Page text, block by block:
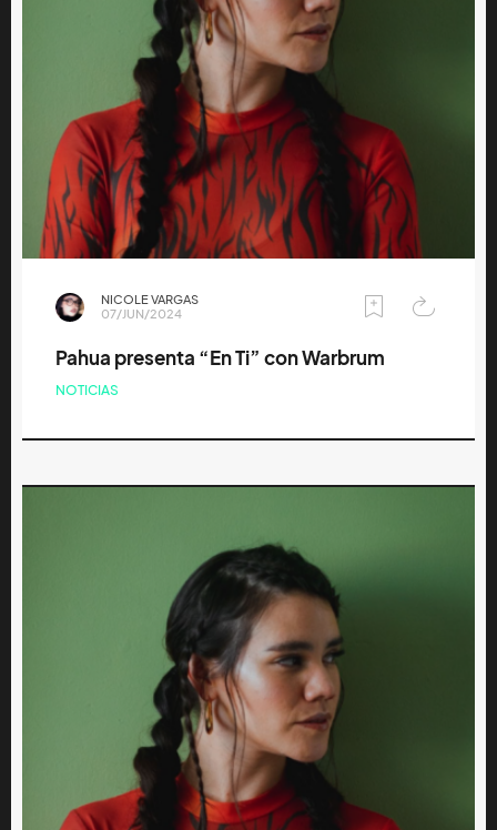
NICOLE VARGAS
07/JUN/2024
Pahua presenta “En Ti” con Warbrum
NOTICIAS